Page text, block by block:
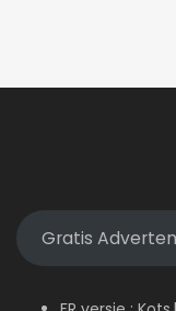
Gratis